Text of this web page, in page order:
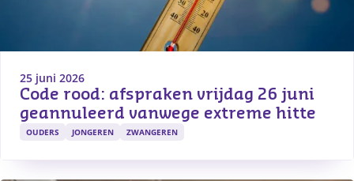
25 juni 2026
Code rood: afspraken vrijdag 26 juni
geannuleerd vanwege extreme hitte
OUDERS JONGEREN ZWANGEREN